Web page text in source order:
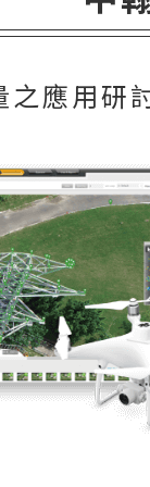
之應用研